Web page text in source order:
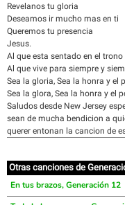
Revelanos tu gloria
Deseamos ir mucho mas en ti
Queremos tu presencia
Jesus.
Al que esta sentado en el trono
Al que vive para siempre y
Sea la gloria, Sea la honra y el
Sea la glora, Sea la honra y el
Saludos desde New Jersey
sean de mucha bendicion a
querer entonan la cancion de
Otras canciones de
En tus brazos, Generación 12